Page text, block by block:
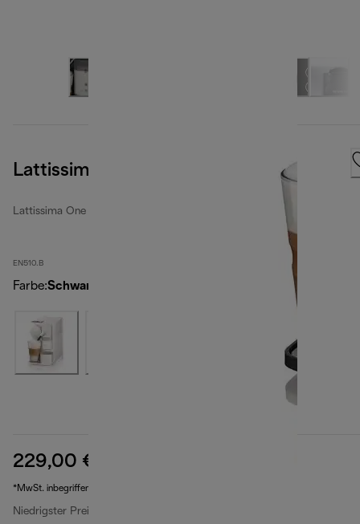
Lattissima One, Black
Lattissima One
EN510.B
Farbe:Schwarz
229,00 €
*MwSt. inbegriffen
Niedrigster Preis seit 30 Tagen